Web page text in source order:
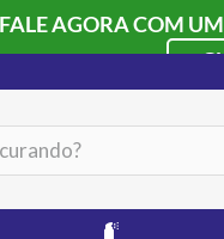
AGORA COM